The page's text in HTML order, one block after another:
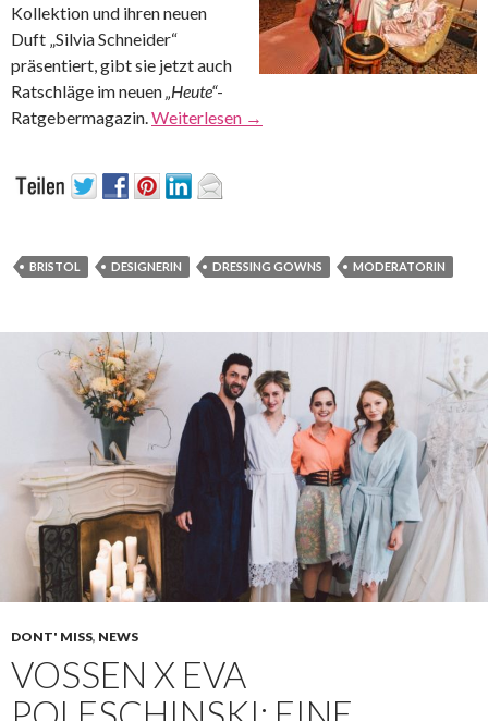
Kollektion und ihren neuen
Duft „Silvia Schneider“
präsentiert, gibt sie jetzt auch
Ratschläge im neuen „Heute“-
Ratgebermagazin. Weiterlesen →
BRISTOL DESIGNERIN DRESSING GOWNS MODERATORIN
DONT' MISS, NEWS
VOSSEN X EVA